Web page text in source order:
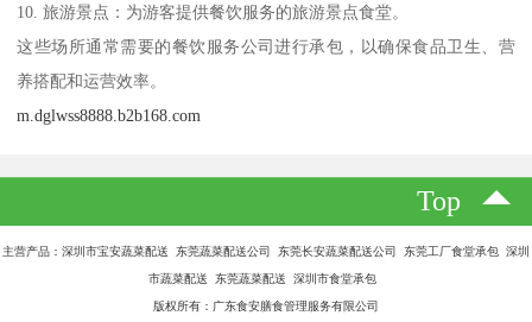
10. 旅游景点：为游客提供餐饮服务的旅游景点食堂。
这些场所通常需要的餐饮服务公司进行承包，以确保食品卫生、营
养搭配和运营效率。
m.dglwss8888.b2b168.com
Top
主营产品：深圳市宝安蔬菜配送 东莞蔬菜配送公司 东莞长安蔬菜配送公司 东莞工厂食堂承包 深圳
市蔬菜配送 东莞蔬菜配送 深圳市食堂承包
版权所有：广东食安膳食管理服务有限公司